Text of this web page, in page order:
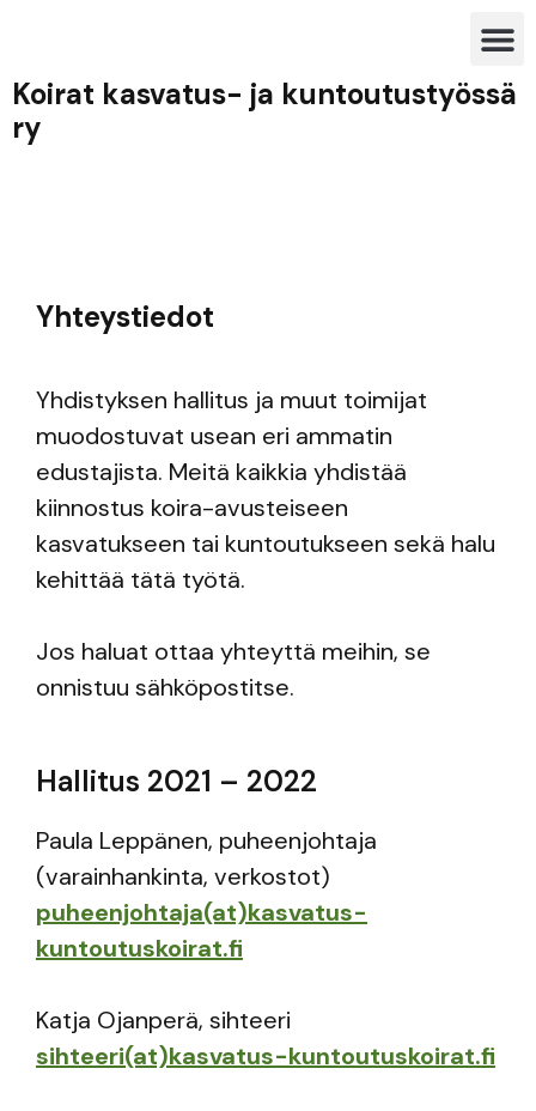
Koirat kasvatus- ja kuntoutustyössä
ry
Yhteystiedot
Yhdistyksen hallitus ja muut toimijat
muodostuvat usean eri ammatin
edustajista. Meitä kaikkia yhdistää
kiinnostus koira-avusteiseen
kasvatukseen tai kuntoutukseen sekä halu
kehittää tätä työtä.
Jos haluat ottaa yhteyttä meihin, se
onnistuu sähköpostitse.
Hallitus 2021 – 2022
Paula Leppänen, puheenjohtaja
(varainhankinta, verkostot)
puheenjohtaja(at)kasvatus-
kuntoutuskoirat.fi
Katja Ojanperä, sihteeri
sihteeri(at)kasvatus-kuntoutuskoirat.fi